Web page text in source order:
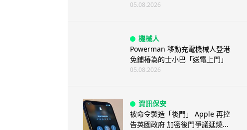
05.08.2026
機械人
Powerman 移動充電機械人登港
免鋪樁為的士小巴「送電上門」
05.08.2026
資訊保安
被命令製造「後門」 Apple 再控
告英國政府 加密後門爭議延燒...